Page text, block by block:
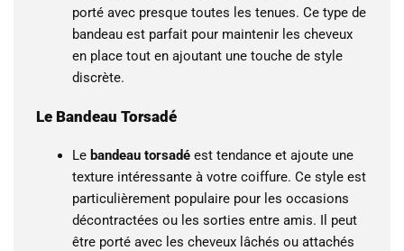
porté avec presque toutes les tenues. Ce type de
bandeau est parfait pour maintenir les cheveux
en place tout en ajoutant une touche de style
discrète.
Le Bandeau Torsadé
Le bandeau torsadé est tendance et ajoute une
texture intéressante à votre coiffure. Ce style est
particulièrement populaire pour les occasions
décontractées ou les sorties entre amis. Il peut
être porté avec les cheveux lâchés ou attachés